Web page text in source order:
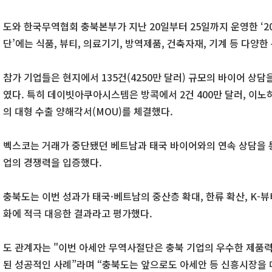
도와 한국무역협회 충북본부가 지난 20일부터 25일까지 운영한
단’에는 식품, 뷰티, 의료기기, 방역제품, 건축자재, 기계 등 다양
참가 기업들은 현지에서 135건(4250만 달러) 규모의 바이어 상담
였다. 특히 데이빗아쿠아시스템은 방콕에서 2건 400만 달러, 이
의 대형 수출 양해각서(MOU)를 체결했다.
벡스코는 거래가 중단됐던 베트남과 태국 바이어와의 연속 상담
업의 경쟁력을 입증했다.
충북도는 이번 성과가 태국·베트남의 중산층 확대, 한류 확산, K-
화에 적극 대응한 결과라고 평가했다.
도 관계자는 "이번 아세안 무역사절단은 충북 기업의 우수한 제품
된 성공적인 사례”라며 “충북도는 앞으로도 아세안 등 신흥시장